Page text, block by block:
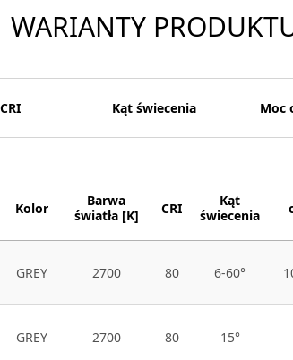
WARIANTY
CRI Kąt świecenia Moc
Kolor
Barwa
światła [K]
CRI
Kąt
świecenia
GREY 2700 80 6-60°
GREY 2700 80 15°